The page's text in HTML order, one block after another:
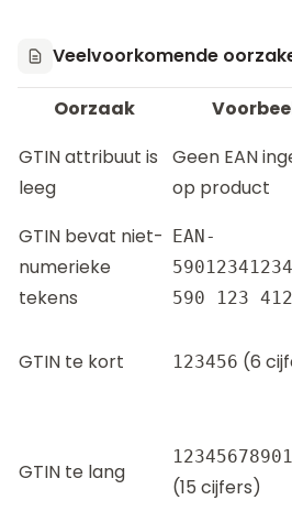
Veelvoorkomende
Oorzaak
GTIN attribuut is
leeg
Geen EAN
op product
GTIN bevat niet-
numerieke
tekens
EAN-
590 123 412
GTIN te kort 123456 (6
GTIN te lang
(15 cijfers)